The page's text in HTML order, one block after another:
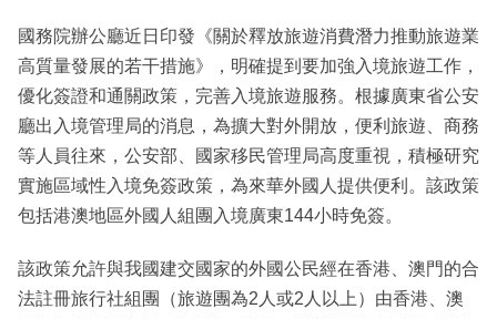
區
國務院辦公廳近日印發《關於釋放旅遊消費潛力推動旅遊業
高質量發展的若干措施》，明確提到要加強入境旅遊工作，
優化簽證和通關政策，完善入境旅遊服務。根據廣東省公安
廳出入境管理局的消息，為擴大對外開放，便利旅遊、商務
等人員往來，公安部、國家移民管理局高度重視，積極研究
實施區域性入境免簽政策，為來華外國人提供便利。該政策
包括港澳地區外國人組團入境廣東144小時免簽。
該政策允許與我國建交國家的外國公民經在香港、澳門的合
法註冊旅行社組團（旅遊團為2人或2人以上）由香港、澳